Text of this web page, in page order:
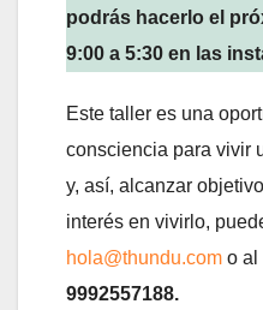
podrás hacerlo el
9:00 a 5:30 en las
Este taller es una
consciencia para vivir
y, así, alcanzar
interés en vivirlo,
hola@thundu.com o al
9992557188.